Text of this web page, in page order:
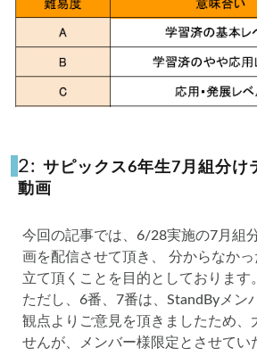
2: サピックス6年生7月組分け
動画
今回の記事では、6/28実施の7月組
画を配信させて頂き、 分からなか
立て頂くことを目的としております。
ただし、6番、7番は、StandByメン
観点よりご意見を頂きましたため、
せんが、メンバー様限定とさせてい